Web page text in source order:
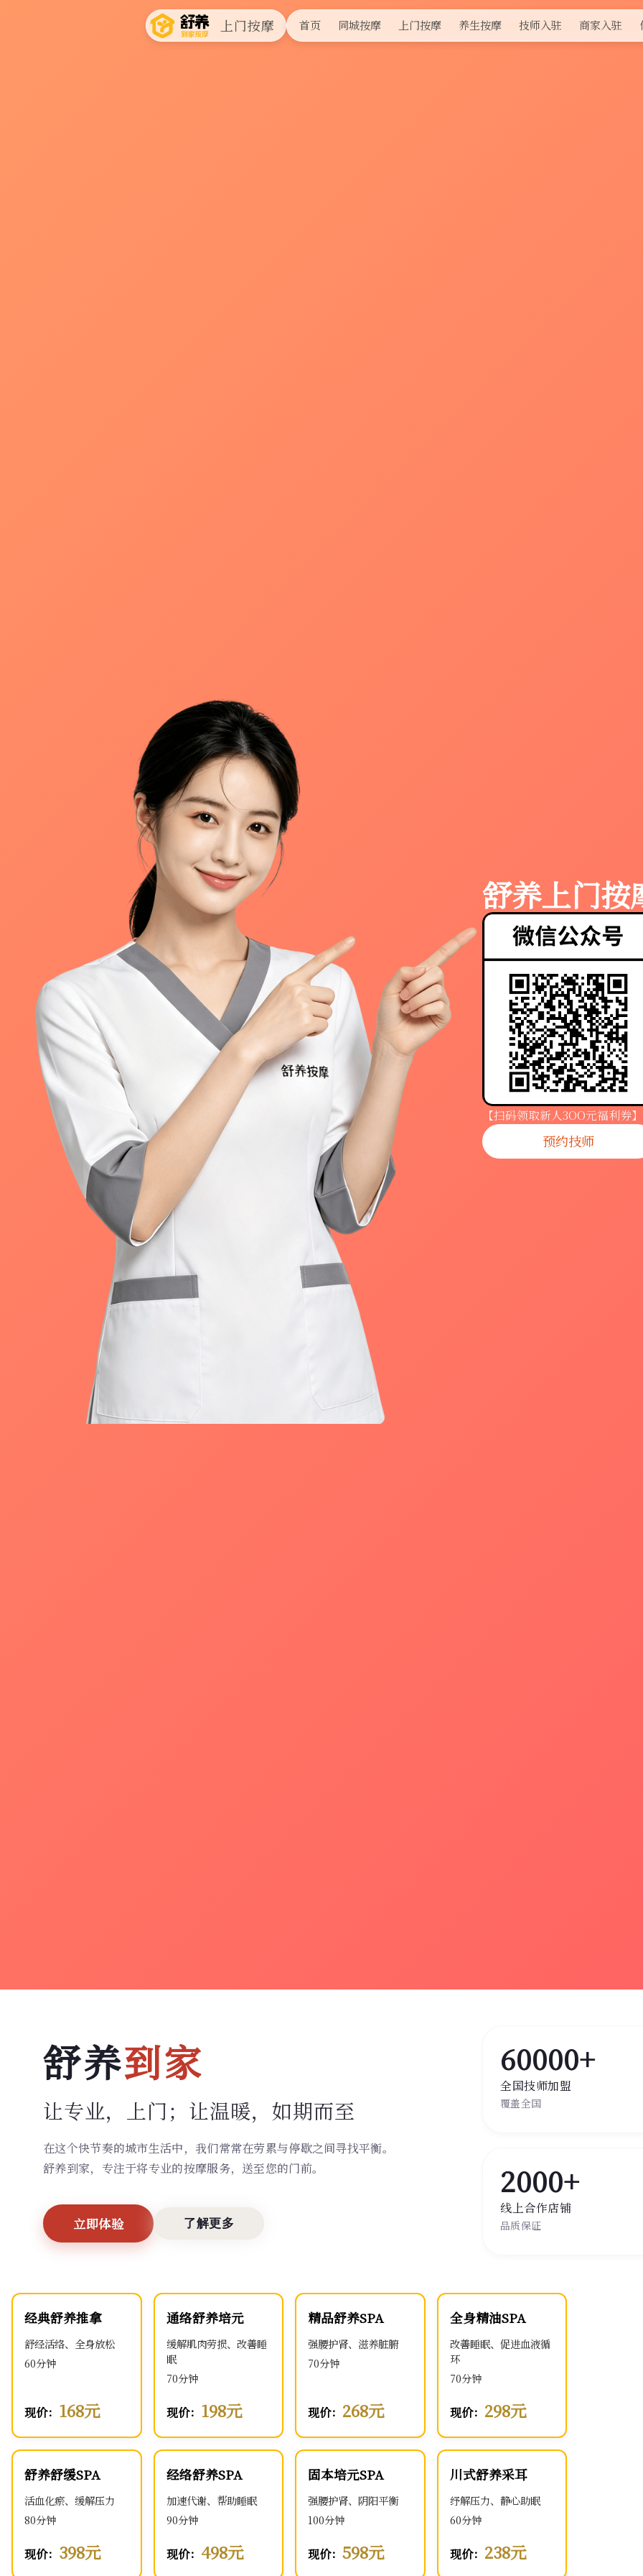
上门按摩 首页 同城按摩 上门按摩 养生按摩 技师入驻 商家入驻
舒养上门按
【扫码领取新人3OO元福利券】
预约技师
舒养到家
让专业，上门； 让温暖，如期而至
在这个快节奏的城市生活中，我们常常在劳累与停歇之间寻找平衡。
舒养到家，专注于将专业的按摩服务，送至您的门前。
立即体验 了解更多
60000+
全国技师加盟
覆盖全国
2000+
线上合作店铺
品质保证
经典舒养推拿
舒经活络、全身放松
60分钟
现价： 168元
通络舒养培元
缓解肌肉劳损、改善睡
眠
70分钟
现价： 198元
精品舒养SPA
强腰护肾、滋养脏腑
70分钟
现价： 268元
全身精油SPA
改善睡眠、促进血液循
环
70分钟
现价： 298元
舒养舒缓SPA
活血化瘀、缓解压力
80分钟
现价： 398元
经络舒养SPA
加速代谢、帮助睡眠
90分钟
现价： 498元
固本培元SPA
强腰护肾、阴阳平衡
100分钟
现价：598元
川式舒养采耳
纾解压力、静心助眠
60分钟
现价： 238元